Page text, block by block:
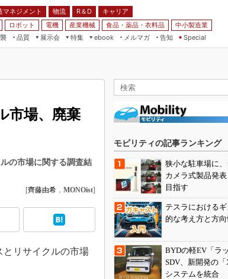
マネジメント 物流 R＆D
キャリア
ロボット 電機 産業機械 食品・薬品・衣料品
中小製造業
品質
展示会
特集
ebook
メルマガ
告知 Special
市場、廃棄
の市場に関する調査結
[齊藤由希 ， MONOist]
リサイクルの市場
モビリティの記事ランキング
狭小な駐車場に
カメラ式製品発
目指す
テスラにおける
的な考え方と方向
BYDの軽EV「ラ
SDV、新開発の
システムを統合